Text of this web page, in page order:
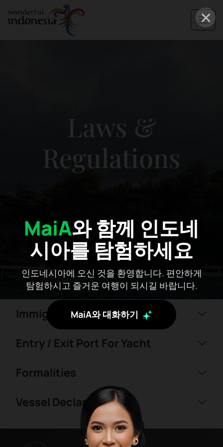
×
MaiA와 함께 인도네
시아를 탐험하세요
인도네시아에 오신 것을 환영합니다. 편안하게
탐험하시고 즐거운 여행이 되시길 바랍니다.
MaiA와 대화하기
Laws &
Regulations
Immigration
Entry / Exit Port For Yacht
Formalities
Vessel Declarations